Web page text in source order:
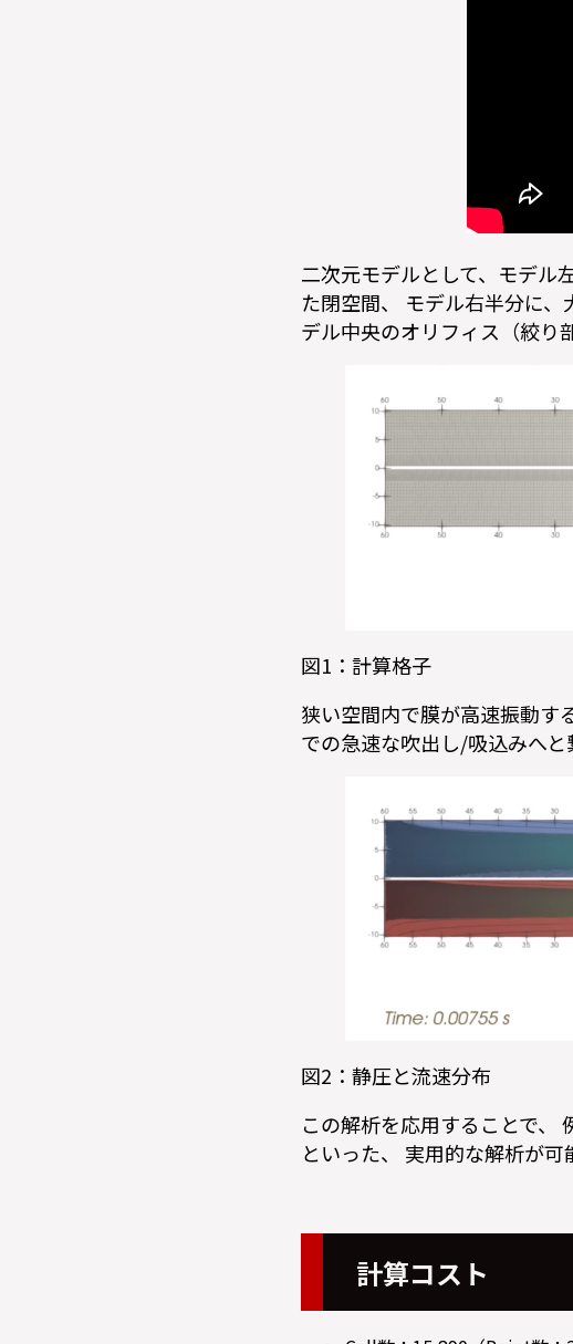
二次元モデルとして、モデル
た閉空間、 モデル右半分に
デル中央のオリフィス（絞り
図1：計算格子
狭い空間内で膜が高速振動す
での急速な吹出し/吸込みへと
図2：静圧と流速分布
この解析を応用することで、
といった、 実用的な解析が可
計算コスト